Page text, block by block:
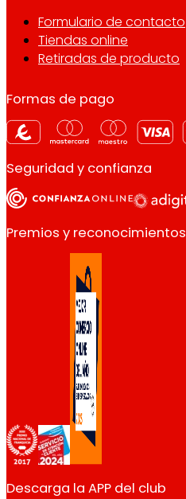
Formulario de contacto
Tiendas online
Retiradas de producto
Formas de pago
Seguridad y confianza
Premios y reconocimientos
Descarga la APP del club